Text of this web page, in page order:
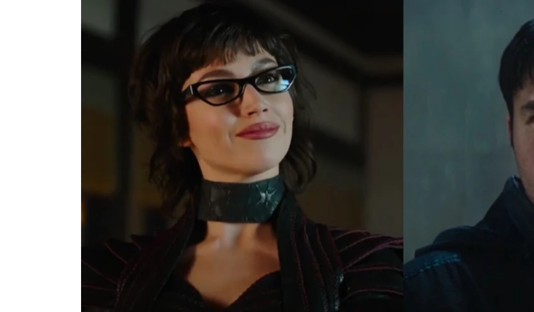
Se Estrena
21 de junio de 2021, 16:31
21 de junio de 2021, 16:30
La cinéfila razón detrás
Después de algunas jugosas imágenes oficiales,
por fin se ha lanzado el primer tráiler oficial en
castellano de
Snake Eyes: El origen